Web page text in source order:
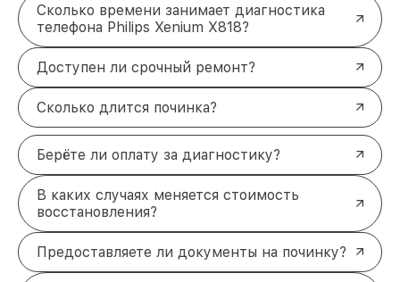
Сколько времени занимает диагностика
телефона Philips Xenium X818?
Доступен ли срочный ремонт?
Сколько длится починка?
Берёте ли оплату за диагностику?
В каких случаях меняется стоимость
восстановления?
Предоставляете ли документы на починку?